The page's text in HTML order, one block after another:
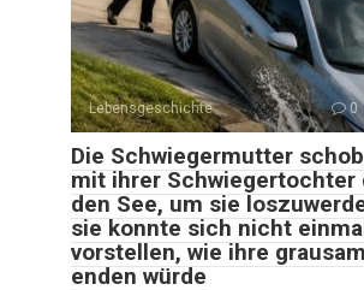
Lebensgeschichte 0
Die Schwiegermutter
mit ihrer Schwiegertochter
den See, um sie
sie konnte sich nicht
vorstellen, wie ihre
enden würde